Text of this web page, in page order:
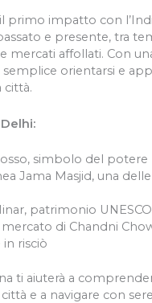
primo impatto con
e presente, tra
mercati affollati. Con
semplice orientarsi e
città.
simbolo del potere
Jama Masjid, una
patrimonio UNESCO
di Chandni
risciò
ti aiuterà a
e a navigare con